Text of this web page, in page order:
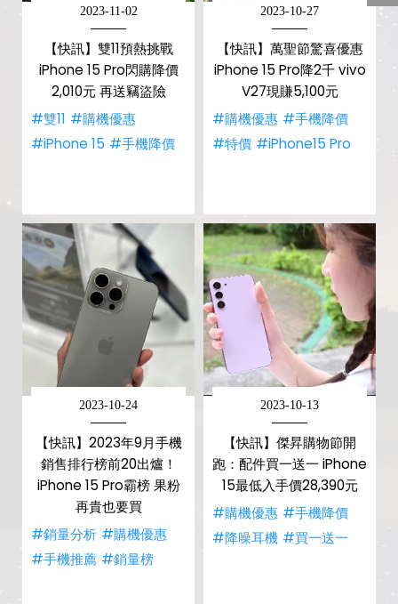
2023-11-02
【快訊】雙11預熱挑戰
iPhone 15 Pro閃購降價
2,010元 再送竊盜險
#雙11 #購機優惠
#iPhone 15 #手機降價
2023-10-27
【快訊】萬聖節驚喜優惠
iPhone 15 Pro降2千 vivo
V27現賺5,100元
#購機優惠 #手機降價
#特價 #iPhone15 Pro
2023-10-24
【快訊】2023年9月手機
銷售排行榜前20出爐！
iPhone 15 Pro霸榜 果粉
再貴也要買
#銷量分析 #購機優惠
#手機推薦 #銷量榜
2023-10-13
【快訊】傑昇購物節開
跑：配件買一送一 iPhone
15最低入手價28,390元
#購機優惠 #手機降價
#降噪耳機 #買一送一